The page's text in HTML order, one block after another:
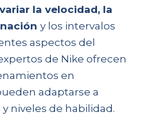
la velocidad, la
y los intervalos
aspectos del
de Nike ofrecen
en
adaptarse a
niveles de habilidad.